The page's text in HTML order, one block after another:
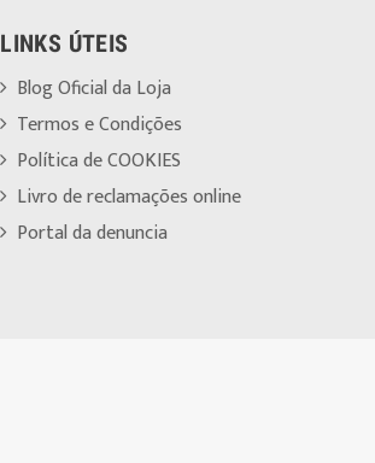
LINKS ÚTEIS
Blog Oficial da Loja
Termos e Condições
Política de COOKIES
Livro de reclamações online
Portal da denuncia